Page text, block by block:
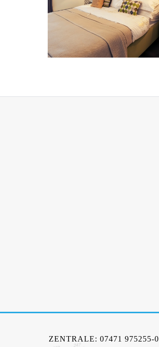
ZENTRALE: 07471 975255-0